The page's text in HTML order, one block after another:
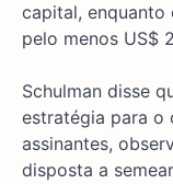
capital,
pelo menos US$
Schulman disse
estratégia para o
assinantes,
disposta a